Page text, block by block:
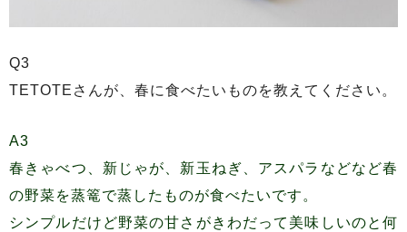
Q3
TETOTEさんが、春に食べたいものを教えてください。
A3
春きゃべつ、新じゃが、新玉ねぎ、アスパラなどなど春
の野菜を蒸篭で蒸したものが食べたいです。
シンプルだけど野菜の甘さがきわだって美味しいのと何